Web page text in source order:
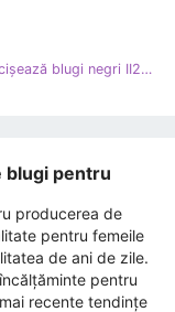
Cross Jeans Pantofi sport pentru femei încrucișează blugi negri II2R4028C negru
blugi pentru
producerea de
pentru femeile
de ani de zile.
pentru
recente tendințe